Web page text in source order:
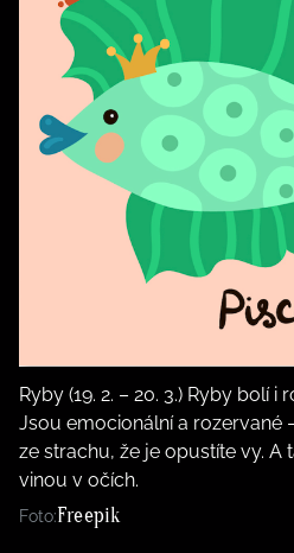
Ryby (19. 2. – 20. 3.) Ryby bolí
Jsou emocionální a rozervané
ze strachu, že je opustíte vy. A
vinou v očích.
Foto:Freepik